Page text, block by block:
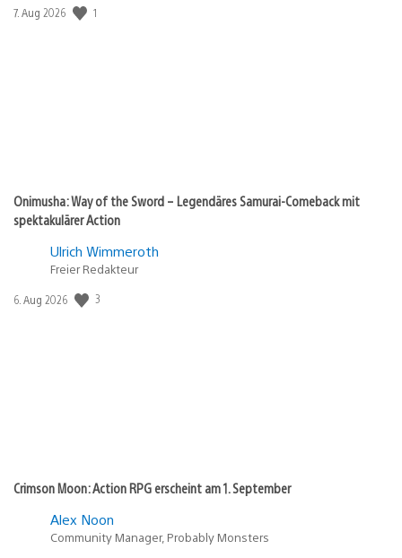
Veröffentlichungsdatum:
7. Aug 2026 1
Onimusha: Way of the Sword – Legendäres Samurai-Comeback mit
spektakulärer Action
Ulrich Wimmeroth
Freier Redakteur
Veröffentlichungsdatum:
6. Aug 2026 3
Crimson Moon: Action RPG erscheint am 1. September
Alex Noon
Community Manager, Probably Monsters